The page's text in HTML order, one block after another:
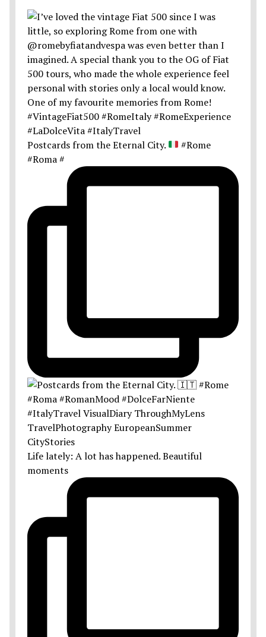
Postcards from the Eternal City.
#Rome
#Roma #
Life lately: A lot has happened. Beautiful
moments